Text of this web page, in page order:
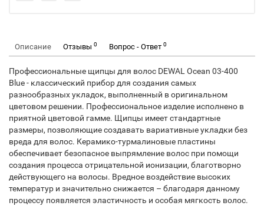
Описание Отзывы 0 Вопрос - Ответ 0
Профессиональные щипцы для волос DEWAL Ocean 03-400
Blue - классический прибор для создания самых
разнообразных укладок, выполненный в оригинальном
цветовом решении. Профессиональное изделие исполнено в
приятной цветовой гамме. Щипцы имеет стандартные
размеры, позволяющие создавать вариативные укладки без
вреда для волос. Керамико-турмалиновые пластины
обеспечивает безопасное выпрямление волос при помощи
создания процесса отрицательной ионизации, благотворно
действующего на волосы. Вредное воздействие высоких
температур и значительно снижается – благодаря данному
процессу появляется эластичность и особая мягкость волос.